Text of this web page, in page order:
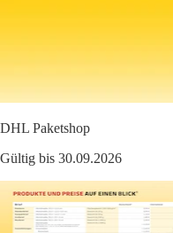
DHL Paketshop
Gültig bis 30.09.2026